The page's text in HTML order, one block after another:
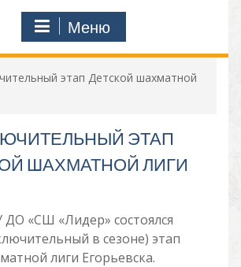
Меню
этап Детской шахматной
ЭТАП
ШАХМАТНОЙ ЛИГИ
«СШ «Лидер» состоялся
в сезоне) этап
лиги Егорьевска.